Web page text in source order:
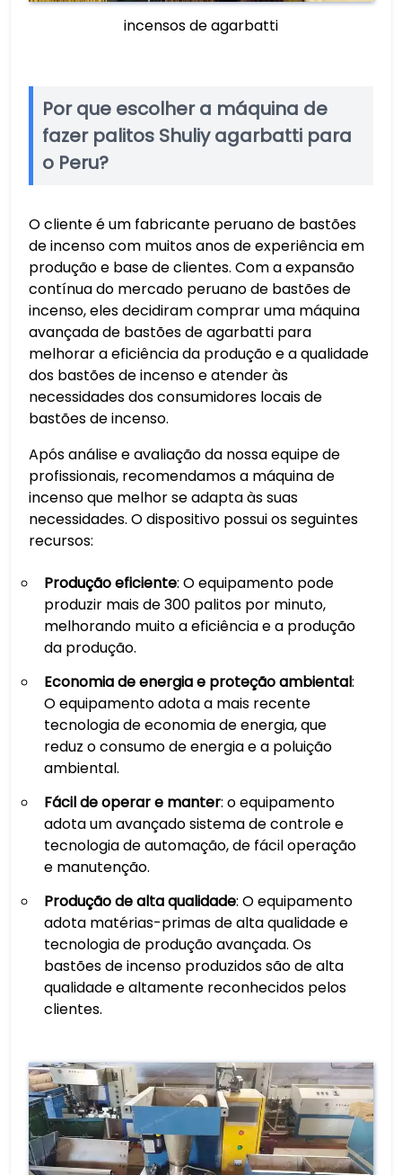
incensos de agarbatti
Por que escolher a máquina de
fazer palitos Shuliy agarbatti para
o Peru?
O cliente é um fabricante peruano de bastões
de incenso com muitos anos de experiência em
produção e base de clientes. Com a expansão
contínua do mercado peruano de bastões de
incenso, eles decidiram comprar uma máquina
avançada de bastões de agarbatti para
melhorar a eficiência da produção e a qualidade
dos bastões de incenso e atender às
necessidades dos consumidores locais de
bastões de incenso.
Após análise e avaliação da nossa equipe de
profissionais, recomendamos a máquina de
incenso que melhor se adapta às suas
necessidades. O dispositivo possui os seguintes
recursos:
Produção eficiente: O equipamento pode
produzir mais de 300 palitos por minuto,
melhorando muito a eficiência e a produção
da produção.
Economia de energia e proteção ambiental:
O equipamento adota a mais recente
tecnologia de economia de energia, que
reduz o consumo de energia e a poluição
ambiental.
Fácil de operar e manter: o equipamento
adota um avançado sistema de controle e
tecnologia de automação, de fácil operação
e manutenção.
Produção de alta qualidade: O equipamento
adota matérias-primas de alta qualidade e
tecnologia de produção avançada. Os
bastões de incenso produzidos são de alta
qualidade e altamente reconhecidos pelos
clientes.